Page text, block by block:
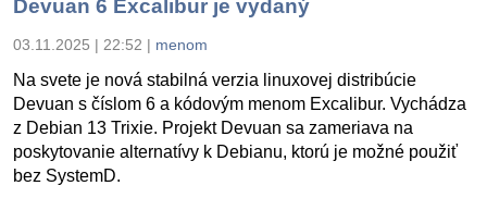
Devuan 6 Excalibur je vydaný
03.11.2025 | 22:52 | menom
Na svete je nová stabilná verzia linuxovej distribúcie
Devuan s číslom 6 a kódovým menom Excalibur. Vychádza
z Debian 13 Trixie. Projekt Devuan sa zameriava na
poskytovanie alternatívy k Debianu, ktorú je možné použiť
bez SystemD.